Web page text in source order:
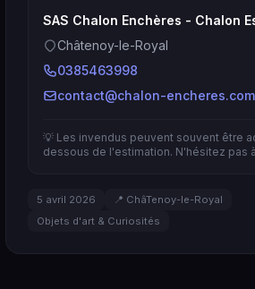
SAS Chalon Enchères - Chalon
Châtenoy-le-Royal
0385463998
contact@chalon-encheres.com
💡 Les invendus peuvent souvent être
dessous de l'estimation. N'hésitez pas
5 avril 2026
📍 ChâTenoy-le-Royal
Objets d'art & Curiosités